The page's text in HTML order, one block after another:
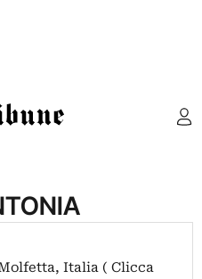
Italia ( Clicca